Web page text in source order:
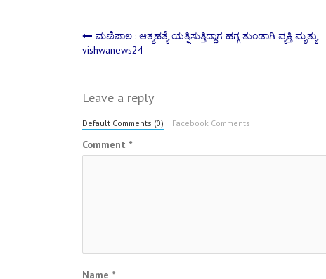
Post
ಮಣಿಪಾಲ : ಆತ್ಮಹತ್ಯೆ ಯತ್ನಿಸುತ್ತಿದ್ದಾಗ ಹಗ್ಗ ತುಂಡಾಗಿ ವ್ಯಕ್ತಿ ಮೃತ್ಯು –
vishwanews24
Leave a reply
Default Comments (0) Facebook Comments
Comment *
Name *